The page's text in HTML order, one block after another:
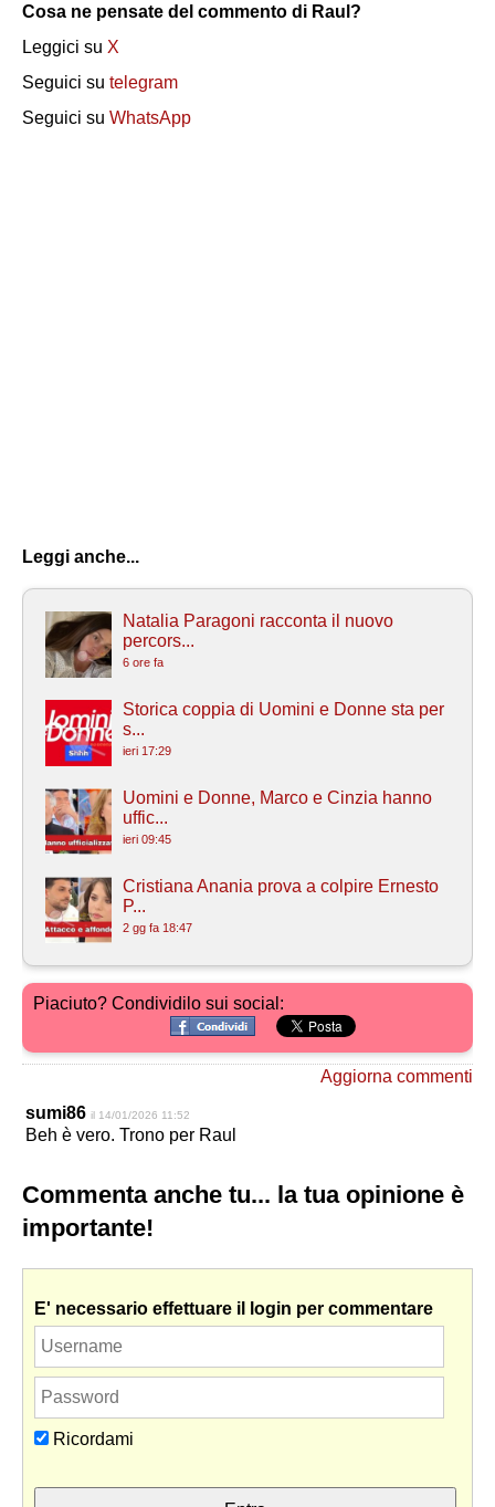
Cosa ne pensate del commento di Raul?
Leggici su X
Seguici su telegram
Seguici su WhatsApp
Leggi anche...
Natalia Paragoni racconta il nuovo
percors...
6 ore fa
Storica coppia di Uomini e Donne sta per
s...
ieri 17:29
Uomini e Donne, Marco e Cinzia hanno
uffic...
ieri 09:45
Cristiana Anania prova a colpire Ernesto
P...
2 gg fa 18:47
Piaciuto? Condividilo sui social:
Aggiorna commenti
sumi86 il 14/01/2026 11:52
Beh è vero. Trono per Raul
Commenta anche tu... la tua opinione è
importante!
E' necessario effettuare il login per commentare
Ricordami